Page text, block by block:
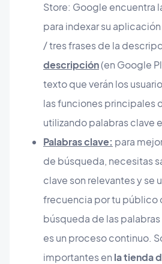
Store: Google encuentra
para indexar su
/ tres frases de la
descripción(en Google
texto que verán los
las funciones principales
utilizando palabras clave
Palabras clave: para
de búsqueda, necesitas
clave son relevantes y se
frecuencia por tu público
búsqueda de las
es un proceso continuo.
importantes en la tienda